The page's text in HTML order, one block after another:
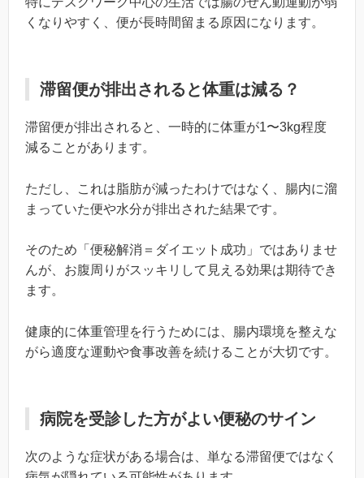
くなりやすく、便が長時間留まる原因になります。
滞留便が排出されると体重は減る？
滞留便が排出されると、一時的に体重が1〜3kg程度
減ることがあります。
ただし、これは脂肪が減ったわけではなく、腸内に溜
まっていた便や水分が排出された結果です。
そのため「便秘解消＝ダイエット成功」ではありませ
んが、お腹周りがスッキリして見える効果は期待でき
ます。
健康的に体重管理を行うためには、腸内環境を整えな
がら適度な運動や食事改善を続けることが大切です。
病院を受診した方がよい便秘のサイン
次のような症状がある場合は、単なる滞留便ではなく